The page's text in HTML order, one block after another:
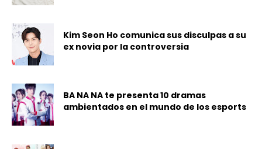
Kim Seon Ho comunica sus disculpas a su
ex novia por la controversia
BA NA NA te presenta 10 dramas
ambientados en el mundo de los esports